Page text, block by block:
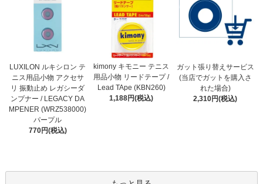
LUXILON ルキシロン テ
ニス用品小物 アクセサ
リ 振動止め レガシーダ
ンプナー / LEGACY DA
MPENER (WRZ538000)
パープル
770円(税込)
kimony キモニー テニス
用品小物 リードテープ /
Lead TApe (KBN260)
1,188円(税込)
ガット張り替えサービス
(当店でガットを購入さ
れた場合)
2,310円(税込)